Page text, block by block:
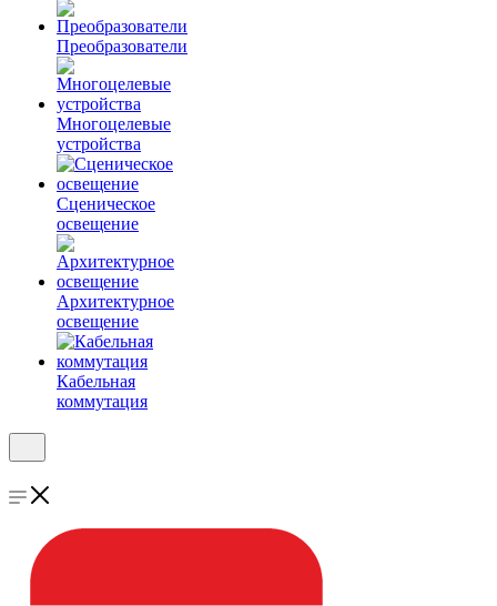
Преобразователи
Многоцелевые
устройства
Сценическое
освещение
Архитектурное
освещение
Кабельная
коммутация